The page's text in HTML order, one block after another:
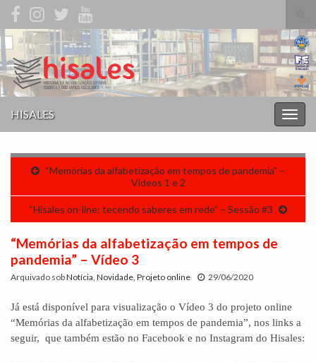
de
Search for:
HISALES
“Memórias da alfabetização em tempos de pandemia” –
Vídeos 1 e 2
“Hisales on-line: tecendo saberes em rede” – Sessão #3
“Memórias da alfabetização em tempos de
pandemia” – Vídeo 3
Arquivado sobNotícia Novidade Projeto online 29/06/2020
Já está disponível para visualização o Vídeo 3 do projeto online
“Memórias da alfabetização em tempos de pandemia”, nos links a
seguir, que também estão no Facebook e no Instagram do Hisales: